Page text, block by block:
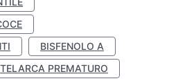
BISFENOLO A
TELARCA PREMATURO